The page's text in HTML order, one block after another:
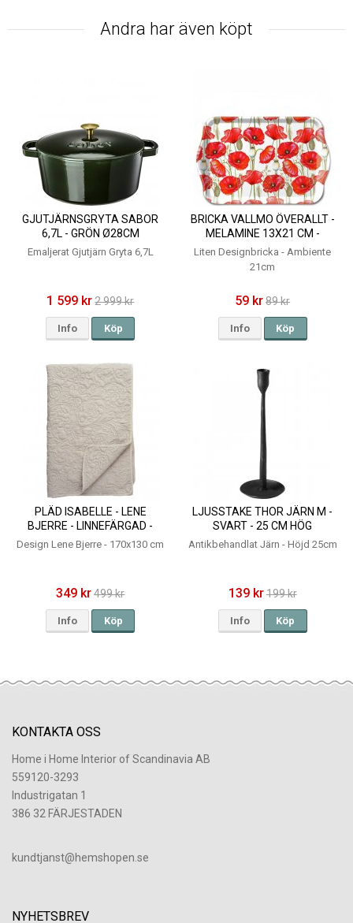
Andra har även köpt
GJUTJÄRNSGRYTA SABOR
6,7L - GRÖN Ø28CM
Emaljerat Gjutjärn Gryta 6,7L
1 599 kr 2 999 kr
Info Köp
BRICKA VALLMO ÖVERALLT -
MELAMINE 13X21 CM -
AMBIENTE
Liten Designbricka - Ambiente
21cm
59 kr89 kr
Info Köp
PLÄD ISABELLE - LENE
BJERRE - LINNEFÄRGAD -
170X130 CM
Design Lene Bjerre - 170x130 cm
349 kr 499 kr
Info Köp
LJUSSTAKE THOR JÄRN M -
SVART - 25 CM HÖG
Antikbehandlat Järn - Höjd 25cm
139 kr199 kr
Info Köp
KONTAKTA OSS
Home i Home Interior of Scandinavia AB
559120-3293
Industrigatan 1
386 32 FÄRJESTADEN
​kundtjanst@hemshopen.se
NYHETSBREV